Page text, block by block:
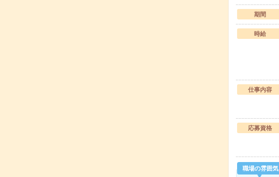
期間
時給
仕事内容
応募資格
職場の雰囲気